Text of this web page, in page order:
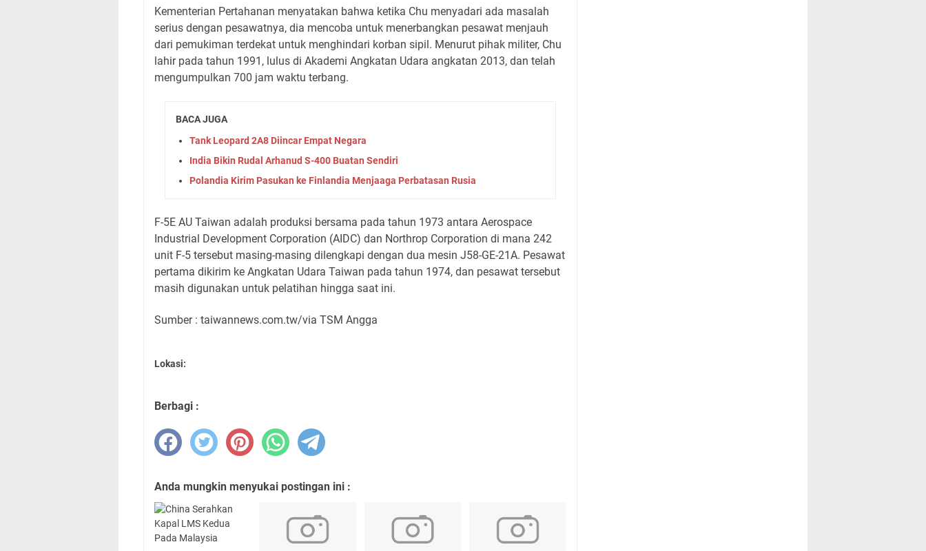
Kementerian Pertahanan menyatakan bahwa ketika Chu menyadari ada masalah
serius dengan pesawatnya, dia mencoba untuk menerbangkan pesawat menjauh
dari pemukiman terdekat untuk menghindari korban sipil. Menurut pihak militer, Chu
lahir pada tahun 1991, lulus di Akademi Angkatan Udara angkatan 2013, dan telah
mengumpulkan 700 jam waktu terbang.
BACA JUGA
Tank Leopard 2A8 Diincar Empat Negara
India Bikin Rudal Arhanud S-400 Buatan Sendiri
Polandia Kirim Pasukan ke Finlandia Menjaaga Perbatasan Rusia
F-5E AU Taiwan adalah produksi bersama pada tahun 1973 antara Aerospace
Industrial Development Corporation (AIDC) dan Northrop Corporation di mana 242
unit F-5 tersebut masing-masing dilengkapi dengan dua mesin J58-GE-21A. Pesawat
pertama dikirim ke Angkatan Udara Taiwan pada tahun 1974, dan pesawat tersebut
masih digunakan untuk pelatihan hingga saat ini.
Sumber : taiwannews.com.tw/via TSM Angga
Lokasi:
Berbagi :
Anda mungkin menyukai postingan ini :